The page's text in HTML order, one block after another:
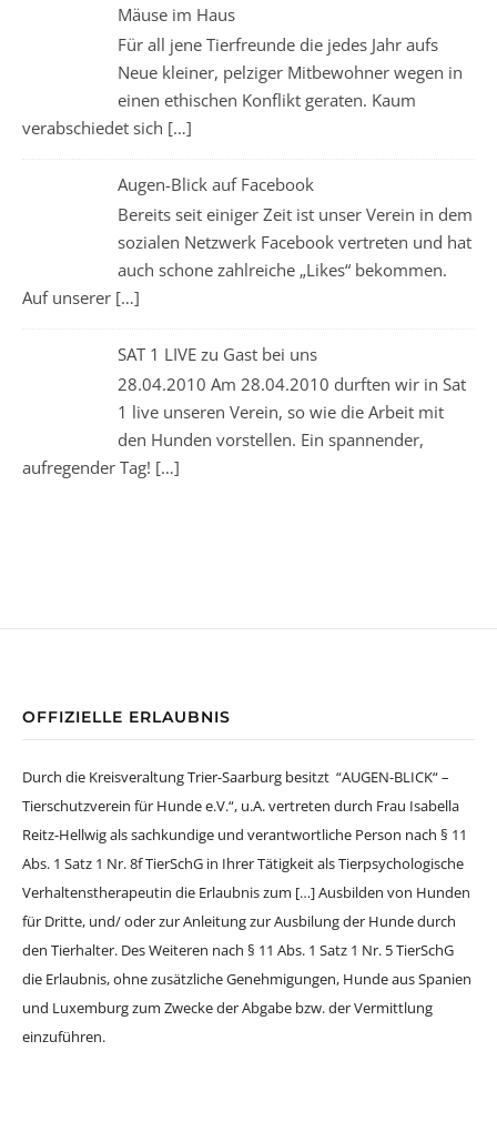
Mäuse im Haus
Für all jene Tierfreunde die jedes Jahr aufs
Neue kleiner, pelziger Mitbewohner wegen in
einen ethischen Konflikt geraten. Kaum
verabschiedet sich […]
Augen-Blick auf Facebook
Bereits seit einiger Zeit ist unser Verein in dem
sozialen Netzwerk Facebook vertreten und hat
auch schone zahlreiche „Likes“ bekommen.
Auf unserer […]
SAT 1 LIVE zu Gast bei uns
28.04.2010 Am 28.04.2010 durften wir in Sat
1 live unseren Verein, so wie die Arbeit mit
den Hunden vorstellen. Ein spannender,
aufregender Tag! […]
OFFIZIELLE ERLAUBNIS
Durch die Kreisveraltung Trier-Saarburg besitzt “AUGEN-BLICK“ –
Tierschutzverein für Hunde e.V.“, u.A. vertreten durch Frau Isabella
Reitz-Hellwig als sachkundige und verantwortliche Person nach § 11
Abs. 1 Satz 1 Nr. 8f TierSchG in Ihrer Tätigkeit als Tierpsychologische
Verhaltenstherapeutin die Erlaubnis zum […] Ausbilden von Hunden
für Dritte, und/ oder zur Anleitung zur Ausbilung der Hunde durch
den Tierhalter. Des Weiteren nach § 11 Abs. 1 Satz 1 Nr. 5 TierSchG
die Erlaubnis, ohne zusätzliche Genehmigungen, Hunde aus Spanien
und Luxemburg zum Zwecke der Abgabe bzw. der Vermittlung
einzuführen.